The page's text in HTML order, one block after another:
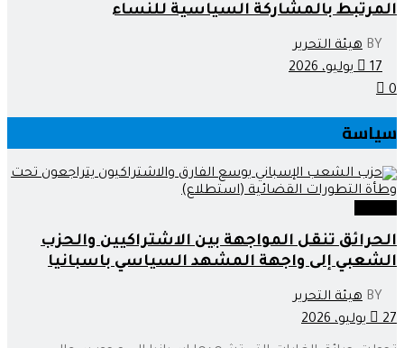
المرتبط بالمشاركة السياسية للنساء
BY هيئة التحرير
17 يوليو، 2026
0
سياسة
الحرائق تنقل المواجهة بين الاشتراكيين والحزب
الشعبي إلى واجهة المشهد السياسي باسبانيا
BY هيئة التحرير
27 يوليو، 2026